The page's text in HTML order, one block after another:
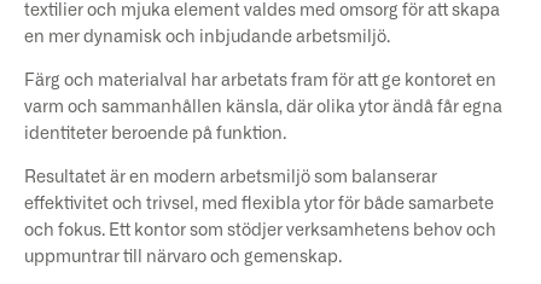
textilier och mjuka element valdes med omsorg för att skapa
en mer dynamisk och inbjudande arbetsmiljö.
Färg och materialval har arbetats fram för att ge kontoret en
varm och sammanhållen känsla, där olika ytor ändå får egna
identiteter beroende på funktion.
Resultatet är en modern arbetsmiljö som balanserar
effektivitet och trivsel, med flexibla ytor för både samarbete
och fokus. Ett kontor som stödjer verksamhetens behov och
uppmuntrar till närvaro och gemenskap.